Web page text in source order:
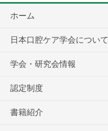
ホーム
日本口腔ケア学会について
学会・研究会情報
認定制度
書籍紹介